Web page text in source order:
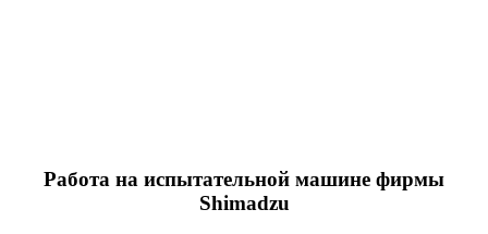
Работа на испытательной машине фирмы
Shimadzu